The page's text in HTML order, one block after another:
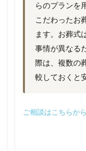
らのプランを
こだわったお
ます。お葬式
事情が異なる
際は、複数の
較しておくと
ご相談はこちらから